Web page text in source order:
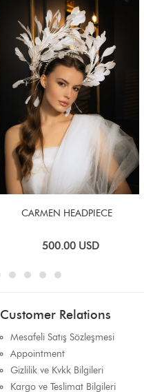
CARMEN HEADPIECE
500.00USD
Customer Relations
Mesafeli Satış Sözleşmesi
Appointment
Gizlilik ve Kvkk Bilgileri
Kargo ve Teslimat Bilgileri